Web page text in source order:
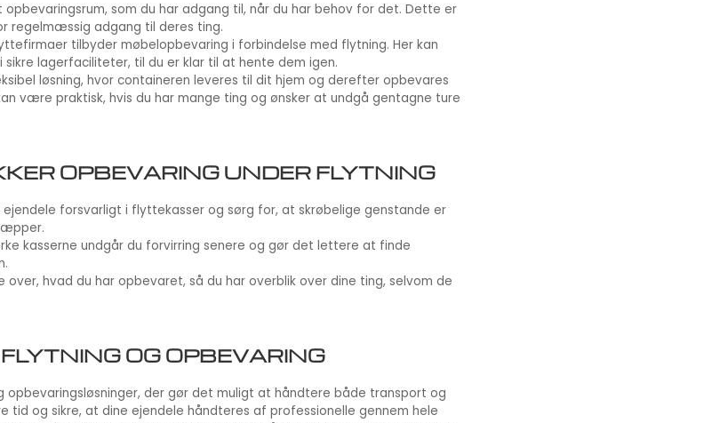
opbevaringsrum, som du har adgang til, når du har behov for det. Dette er
regelmæssig adgang til deres ting.
tilbyder møbelopbevaring i forbindelse med flytning. Her kan
lagerfaciliteter, til du er klar til at hente dem igen.
løsning, hvor containeren leveres til dit hjem og derefter opbevares
være praktisk, hvis du har mange ting og ønsker at undgå gentagne ture
OPBEVARING UNDER FLYTNING
ejendele forsvarligt i flyttekasser og sørg for, at skrøbelige genstande er
kasserne undgår du forvirring senere og gør det lettere at finde
over, hvad du har opbevaret, så du har overblik over dine ting, selvom de
OG OPBEVARING
der gør det muligt at håndtere både transport og
tid og sikre, at dine ejendele håndteres af professionelle gennem hele